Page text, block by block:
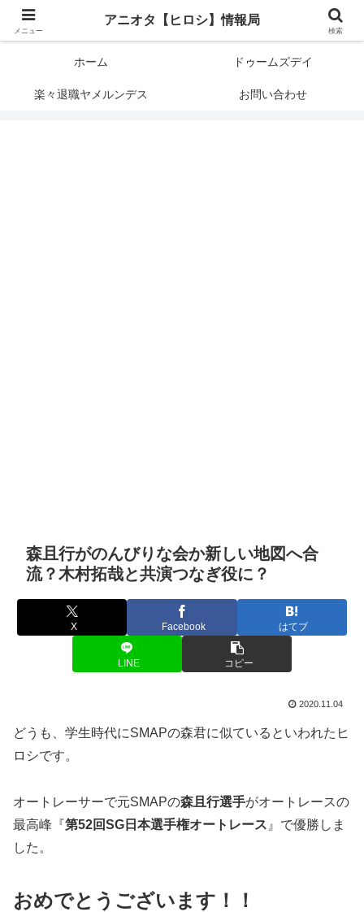
アニメオタクで元サラリーマンの独自な目線から、おすすめなどの紹介や気に
ホーム ドゥームズデイ
楽々退職ヤメルンデス お問い合わせ
森且行がのんびりな会か新しい地図へ合
流？木村拓哉と共演つなぎ役に？
X Facebook はてブ
LINE コピー
2020.11.04
どうも、学生時代にSMAPの森君に似ているといわれたヒ
ロシです。
オートレーサーで元SMAPの森且行選手がオートレースの
最高峰『第52回SG日本選手権オートレース 』で優勝しま
した。
おめでとうございます！！
メニュー
アニオタ【ヒロシ】情報局
検索